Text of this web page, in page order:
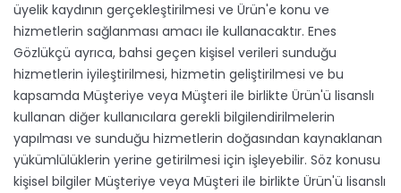
üyelik kaydının gerçekleştirilmesi ve Ürün'e konu ve
hizmetlerin sağlanması amacı ile kullanacaktır. Enes
Gözlükçü ayrıca, bahsi geçen kişisel verileri sunduğu
hizmetlerin iyileştirilmesi, hizmetin geliştirilmesi ve bu
kapsamda Müşteriye veya Müşteri ile birlikte Ürün'ü lisanslı
kullanan diğer kullanıcılara gerekli bilgilendirilmelerin
yapılması ve sunduğu hizmetlerin doğasından kaynaklanan
yükümlülüklerin yerine getirilmesi için işleyebilir. Söz konusu
kişisel bilgiler Müşteriye veya Müşteri ile birlikte Ürün'ü lisanslı